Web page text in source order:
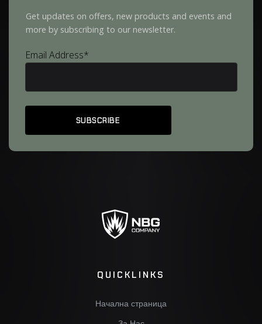
Get updates on offers, new products and events and
more by subscribing to our newsletter.
Email Address*
QUICKLINKS
Начална страница